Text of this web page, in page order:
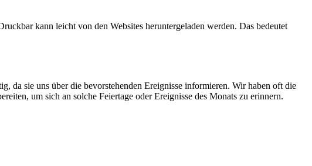
kann leicht von den Websites heruntergeladen werden. Das bedeutet
da sie uns über die bevorstehenden Ereignisse informieren. Wir haben oft die
um sich an solche Feiertage oder Ereignisse des Monats zu erinnern.